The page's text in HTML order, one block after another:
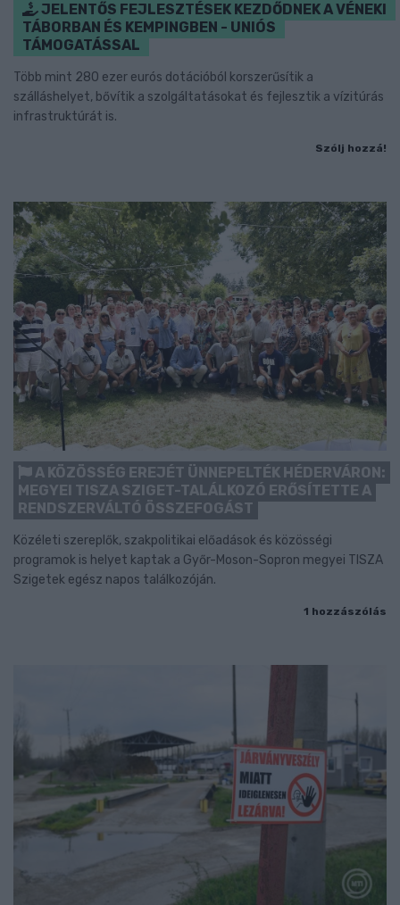
JELENTŐS FEJLESZTÉSEK KEZDŐDNEK A VÉNEKI
TÁBORBAN ÉS KEMPINGBEN - UNIÓS
TÁMOGATÁSSAL
Több mint 280 ezer eurós dotációból korszerűsítik a
szálláshelyet, bővítik a szolgáltatásokat és fejlesztik a vízitúrás
infrastruktúrát is.
Szólj hozzá!
A KÖZÖSSÉG EREJÉT ÜNNEPELTÉK HÉDERVÁRON:
MEGYEI TISZA SZIGET-TALÁLKOZÓ ERŐSÍTETTE A
RENDSZERVÁLTÓ ÖSSZEFOGÁST
Közéleti szereplők, szakpolitikai előadások és közösségi
programok is helyet kaptak a Győr-Moson-Sopron megyei TISZA
Szigetek egész napos találkozóján.
1 hozzászólás